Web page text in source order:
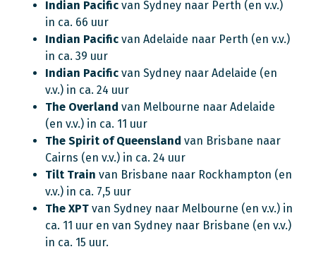
Indian Pacific van Sydney naar Perth (en v.v.)
in ca. 66 uur
Indian Pacific van Adelaide naar Perth (en v.v.)
in ca. 39 uur
Indian Pacific van Sydney naar Adelaide (en
v.v.) in ca. 24 uur
The Overland van Melbourne naar Adelaide
(en v.v.) in ca. 11 uur
The Spirit of Queensland van Brisbane naar
Cairns (en v.v.) in ca. 24 uur
Tilt Train van Brisbane naar Rockhampton (en
v.v.) in ca. 7,5 uur
The XPT van Sydney naar Melbourne (en v.v.) in
ca. 11 uur en van Sydney naar Brisbane (en v.v.)
in ca. 15 uur.